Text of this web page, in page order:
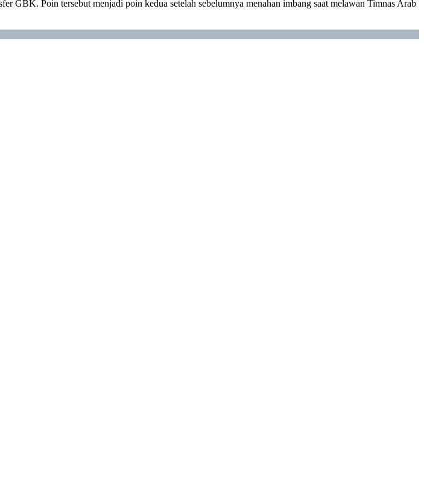
GBK. Poin tersebut menjadi poin kedua setelah sebelumnya menahan imbang saat melawan Timnas Arab